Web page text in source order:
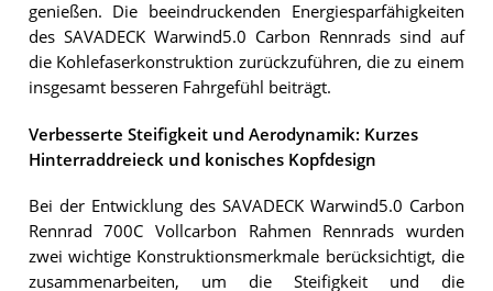
genießen. Die beeindruckenden Energiesparfähigkeiten
des SAVADECK Warwind5.0 Carbon Rennrads sind auf
die Kohlefaserkonstruktion zurückzuführen, die zu einem
insgesamt besseren Fahrgefühl beiträgt.
Verbesserte Steifigkeit und Aerodynamik: Kurzes
Hinterraddreieck und konisches Kopfdesign
Bei der Entwicklung des SAVADECK Warwind5.0 Carbon
Rennrad 700C Vollcarbon Rahmen Rennrads wurden
zwei wichtige Konstruktionsmerkmale berücksichtigt, die
zusammenarbeiten, um die Steifigkeit und die